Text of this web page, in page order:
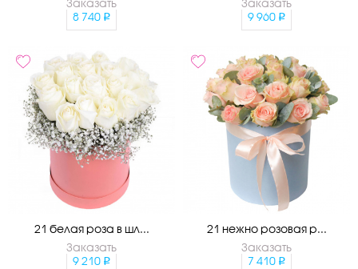
Заказать
8 740
Заказать
9 960
21 белая роза в шл...
Заказать
9 210
21 нежно розовая р...
Заказать
7 410